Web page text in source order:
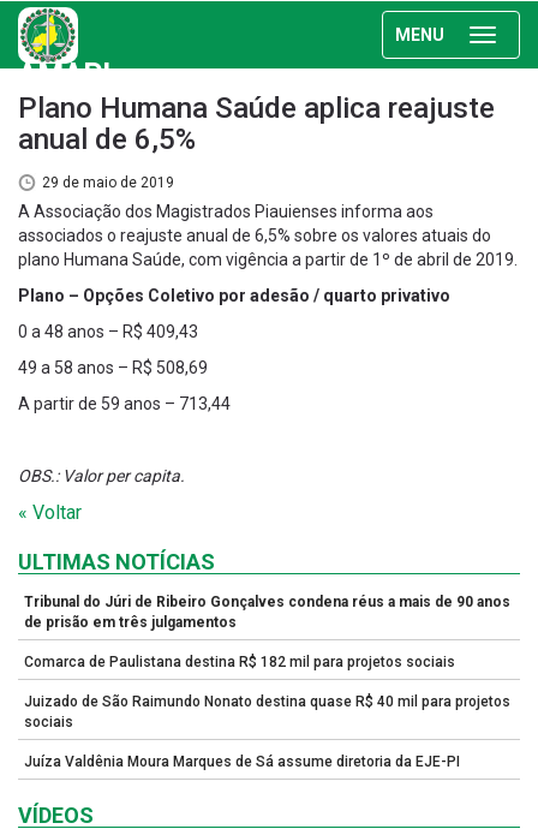
MENU
AMAPI
Plano Humana Saúde aplica reajuste
anual de 6,5%
29 de maio de 2019
A Associação dos Magistrados Piauienses informa aos
associados o reajuste anual de 6,5% sobre os valores atuais do
plano Humana Saúde, com vigência a partir de 1º de abril de 2019.
Plano – Opções Coletivo por adesão / quarto privativo
0 a 48 anos – R$ 409,43
49 a 58 anos – R$ 508,69
A partir de 59 anos – 713,44
OBS.: Valor per capita.
« Voltar
ULTIMAS NOTÍCIAS
Tribunal do Júri de Ribeiro Gonçalves condena réus a mais de 90 anos
de prisão em três julgamentos
Comarca de Paulistana destina R$ 182 mil para projetos sociais
Juizado de São Raimundo Nonato destina quase R$ 40 mil para projetos
sociais
Juíza Valdênia Moura Marques de Sá assume diretoria da EJE-PI
VÍDEOS